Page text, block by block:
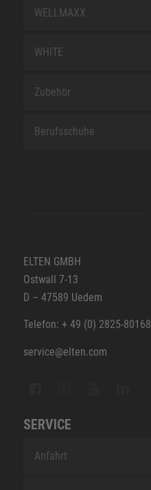
WELLMAXX
WHITE
Zubehör
Berufsschuhe
ELTEN GMBH
Ostwall 7-13
D – 47589 Uedem
Telefon: + 49 (0) 2825-80168
service@elten.com
SERVICE
Anfahrt